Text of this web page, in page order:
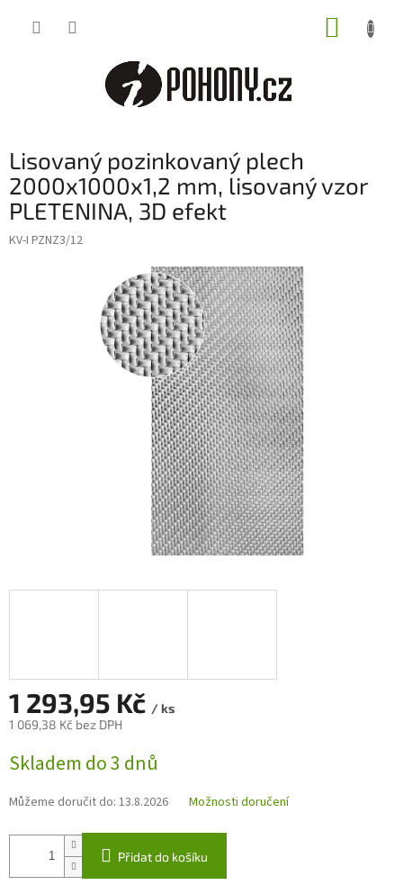
Lisovaný pozinkovaný plech
2000x1000x1,2 mm, lisovaný vzor
PLETENINA, 3D efekt
KV-I PZNZ3/12
1 293,95 Kč / ks
1 069,38 Kč bez DPH
cena:
Skladem do 3 dnů
Můžeme doručit do: 13.8.2026 Možnosti doručení
Přidat do košíku